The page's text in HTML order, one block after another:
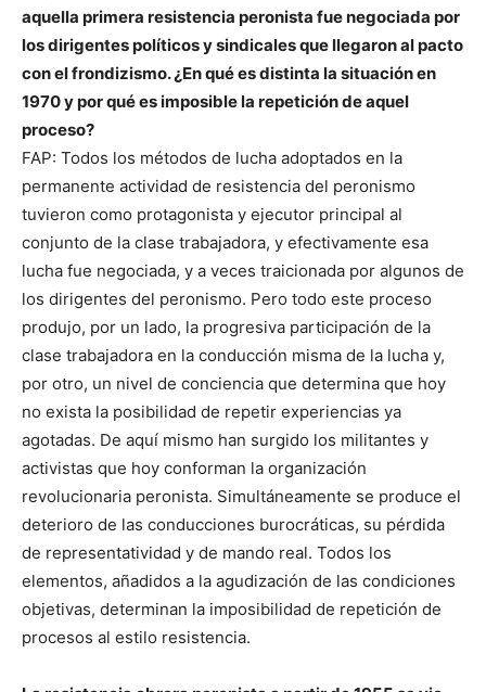
aquella primera resistencia peronista fue negociada por
los dirigentes políticos y sindicales que llegaron al pacto
con el frondizismo. ¿En qué es distinta la situación en
1970 y por qué es imposible la repetición de aquel
proceso?
FAP: Todos los métodos de lucha adoptados en la
permanente actividad de resistencia del peronismo
tuvieron como protagonista y ejecutor principal al
conjunto de la clase trabajadora, y efectivamente esa
lucha fue negociada, y a veces traicionada por algunos de
los dirigentes del peronismo. Pero todo este proceso
produjo, por un lado, la progresiva participación de la
clase trabajadora en la conducción misma de la lucha y,
por otro, un nivel de conciencia que determina que hoy
no exista la posibilidad de repetir experiencias ya
agotadas. De aquí mismo han surgido los militantes y
activistas que hoy conforman la organización
revolucionaria peronista. Simultáneamente se produce el
deterioro de las conducciones burocráticas, su pérdida
de representatividad y de mando real. Todos los
elementos, añadidos a la agudización de las condiciones
objetivas, determinan la imposibilidad de repetición de
procesos al estilo resistencia.